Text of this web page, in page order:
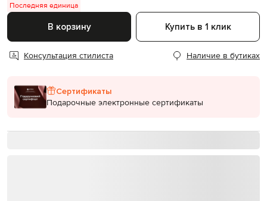
Последняя единица
В корзину Купить в 1 клик
Консультация стилиста Наличие в бутиках
Сертификаты
Подарочные электронные сертификаты